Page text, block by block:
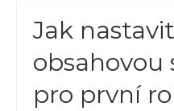
Jak nastavit
obsahovou
pro první